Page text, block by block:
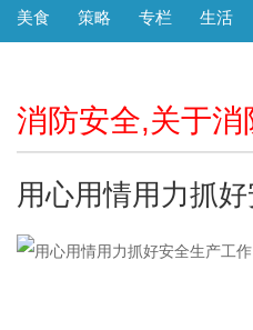
美食
策略 专栏 生活
消防安全,关于
用心用情用力抓